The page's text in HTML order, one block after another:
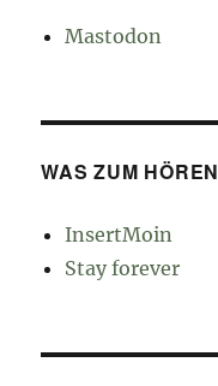
Mastodon
WAS ZUM HÖREN
InsertMoin
Stay forever